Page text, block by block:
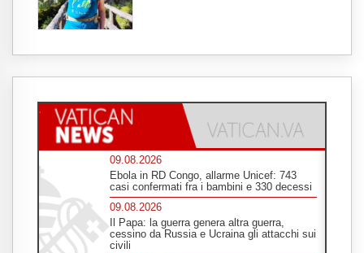
09.08.2026
Ebola in RD Congo, allarme Unicef: 743
casi confermati fra i bambini e 330 decessi
09.08.2026
Il Papa: la guerra genera altra guerra,
cessino da Russia e Ucraina gli attacchi sui
civili